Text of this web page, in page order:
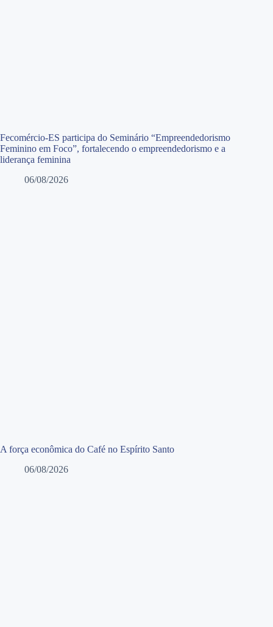
Fecomércio-ES participa do Seminário “Empreendedorismo
Feminino em Foco”, fortalecendo o empreendedorismo e a
liderança feminina
06/08/2026
A força econômica do Café no Espírito Santo
06/08/2026